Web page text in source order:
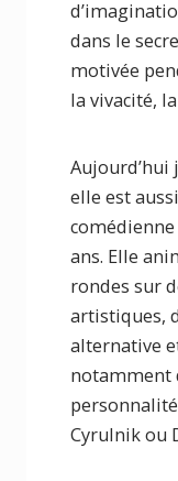
dans le
motivée
la vivacité,
elle est
comédienne
ans. Elle
rondes sur
artistiques,
alternative
notamment
Cyrulnik ou